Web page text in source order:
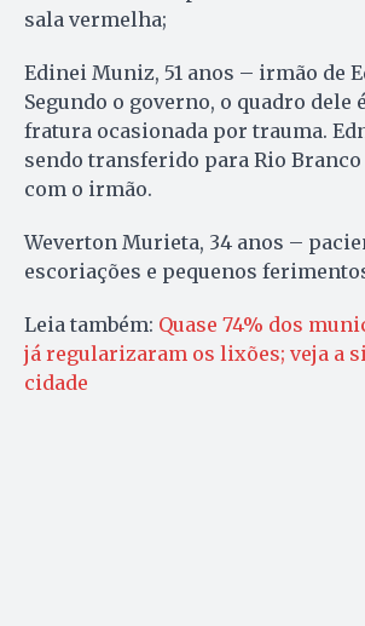
sala vermelha;
Edinei Muniz, 51 anos – irmão de
Segundo o governo, o quadro dele
fratura ocasionada por trauma.
sendo transferido para Rio
com o irmão.
Weverton Murieta, 34 anos –
escoriações e pequenos
Leia também: Quase 74% dos
já regularizaram os lixões; veja a
cidade